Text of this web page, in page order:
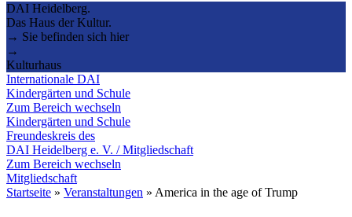
DAI Heidelberg.
Das Haus der Kultur.
→ Sie befinden sich hier
→
Kulturhaus
Internationale DAI
Kindergärten und Schule
Zum Bereich wechseln
Kindergärten und Schule
Freundeskreis des
DAI Heidelberg e. V. / Mitgliedschaft
Zum Bereich wechseln
Mitgliedschaft
Startseite » Veranstaltungen » America in the age of Trump